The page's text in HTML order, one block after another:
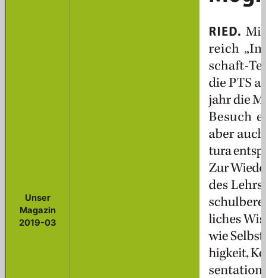
Unser
Magazin
2019-03